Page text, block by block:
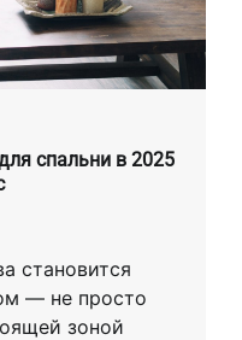
спальни в 2025
становится
— не просто
зоной